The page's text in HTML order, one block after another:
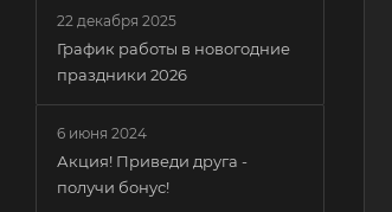
22 декабря 2025
График работы в новогодние
праздники 2026
6 июня 2024
Акция! Приведи друга -
получи бонус!